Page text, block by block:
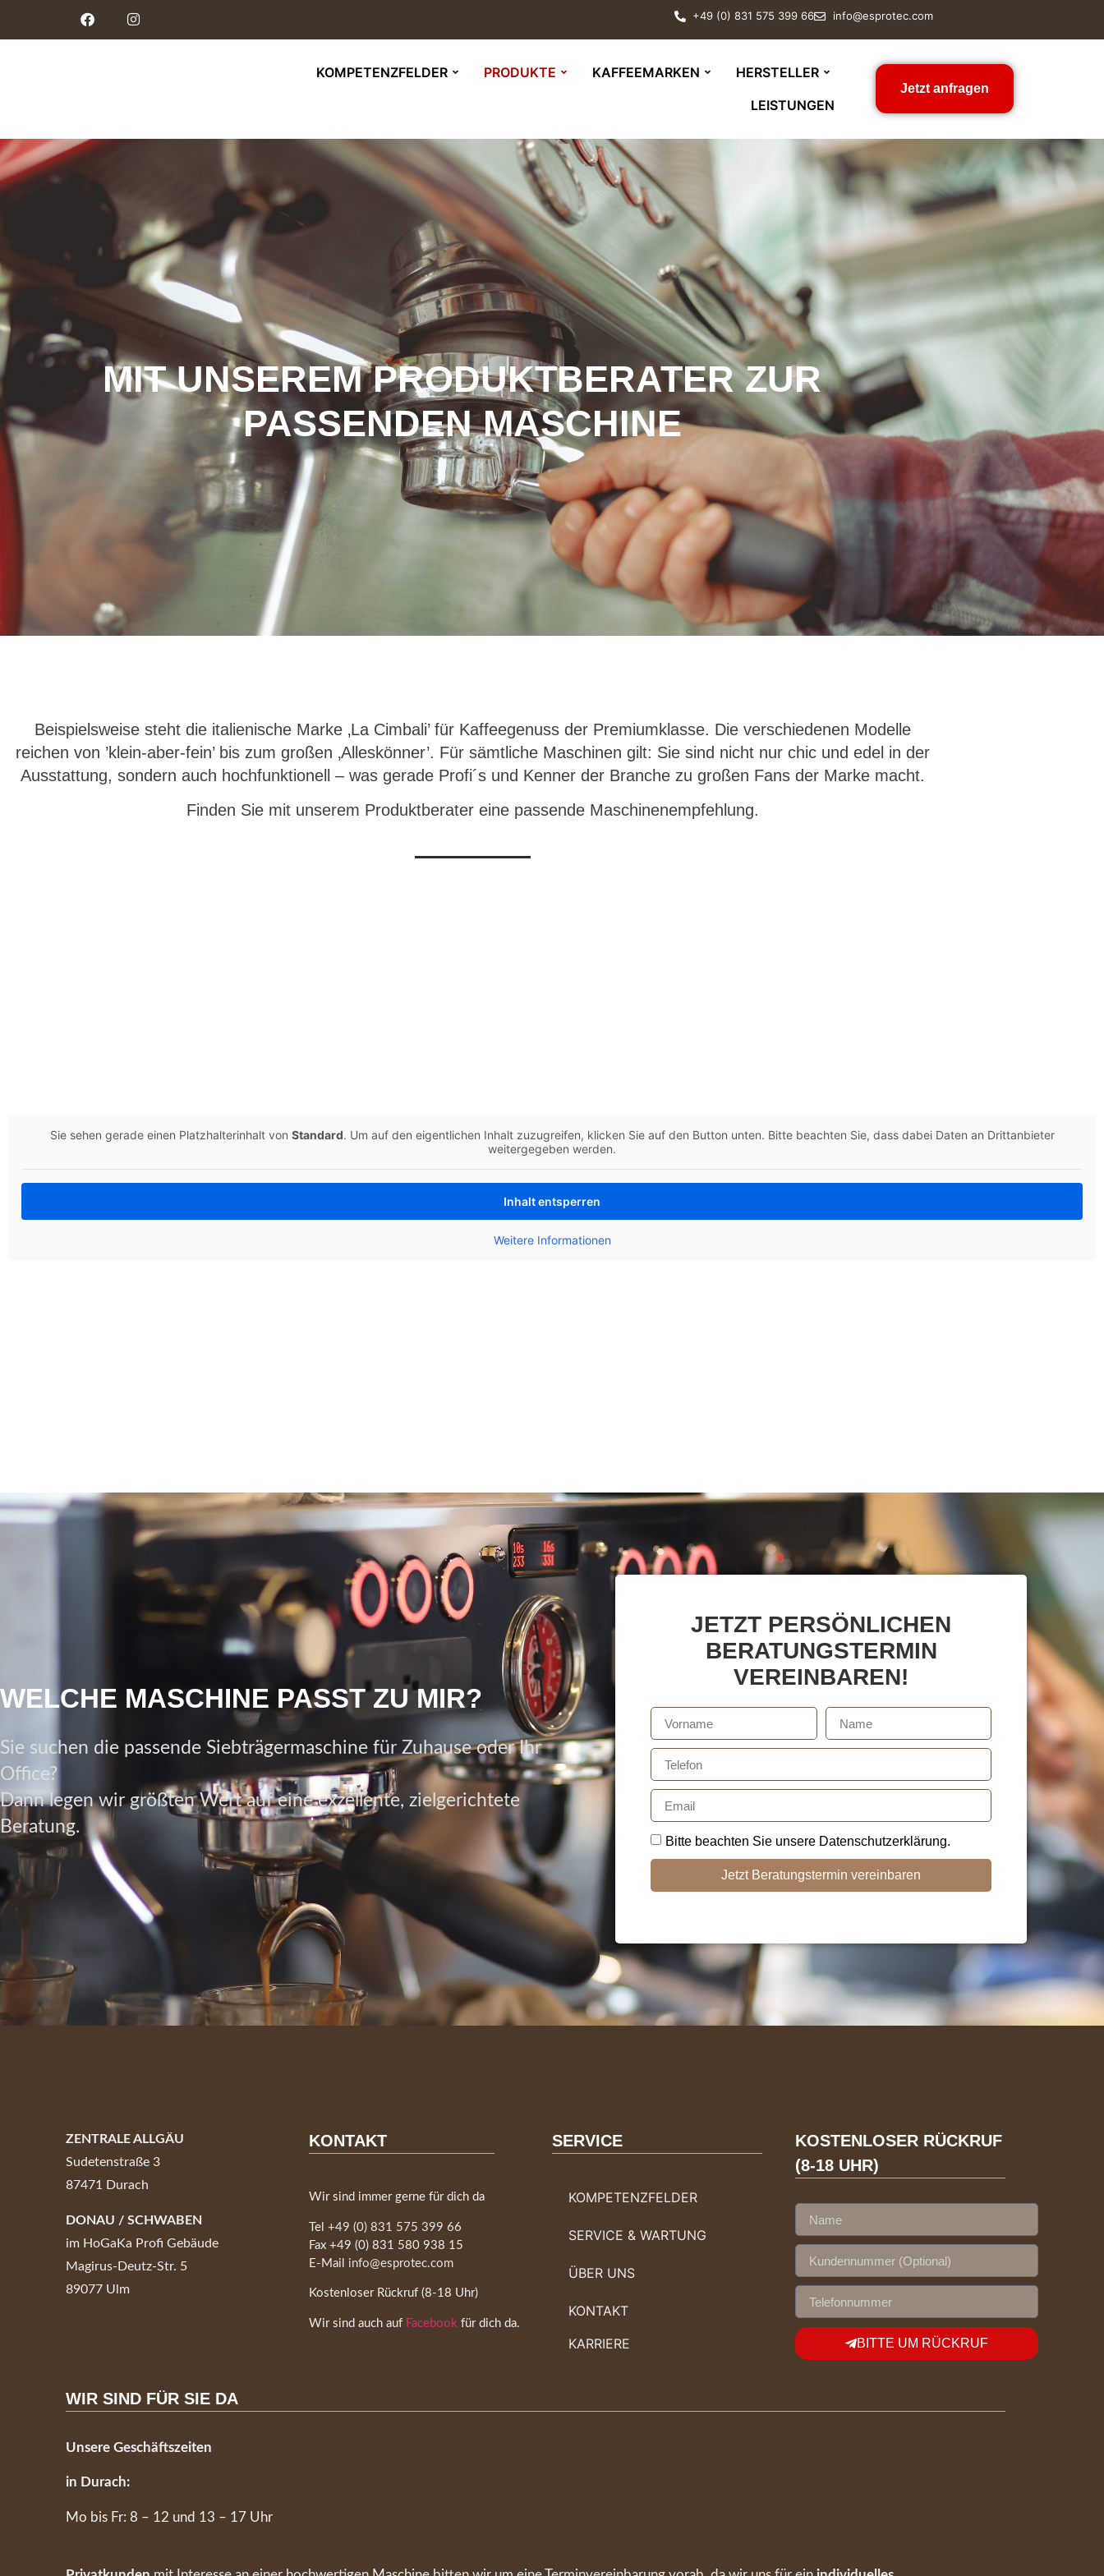
+49 (0) 831 575 399 66 info@esprotec.com
KOMPETENZFELDER PRODUKTE KAFFEEMARKEN
HERSTELLER
LEISTUNGEN
Jetzt anfragen
MIT UNSEREM PRODUKTBERATER ZUR
PASSENDEN MASCHINE
Beispielsweise steht die italienische Marke ‚La Cimbali’ für Kaffeegenuss der Premiumklasse. Die verschiedenen Modelle
reichen von ’klein-aber-fein’ bis zum großen ‚Alleskönner’. Für sämtliche Maschinen gilt: Sie sind nicht nur chic und edel in der
Ausstattung, sondern auch hochfunktionell – was gerade Profi´s und Kenner der Branche zu großen Fans der Marke macht.
Finden Sie mit unserem Produktberater eine passende Maschinenempfehlung.
Sie sehen gerade einen Platzhalterinhalt von Standard. Um auf den eigentlichen Inhalt zuzugreifen, klicken Sie auf den Button unten. Bitte beachten Sie, dass dabei Daten an Drittanbieter
weitergegeben werden.
Inhalt entsperren
Weitere Informationen
WELCHE MASCHINE PASST ZU MIR?
Sie suchen die passende Siebträgermaschine für Zuhause oder Ihr
Office?
Dann legen wir größten Wert auf eine exzellente, zielgerichtete
Beratung.
JETZT PERSÖNLICHEN
BERATUNGSTERMIN
VEREINBAREN!
Bitte beachten Sie unsere Datenschutzerklärung.
Jetzt Beratungstermin vereinbaren
ZENTRALE ALLGÄU
Sudetenstraße 3
87471 Durach
DONAU / SCHWABEN
im HoGaKa Profi Gebäude
Magirus-Deutz-Str. 5
89077 Ulm
KONTAKT
Wir sind immer gerne für dich da
Tel +49 (0) 831 575 399 66
Fax +49 (0) 831 580 938 15
E-Mail
info@esprotec.com
Kostenloser Rückruf (8-18 Uhr)
Wir sind auch auf Facebook für dich da.
SERVICE
KOMPETENZFELDER
SERVICE & WARTUNG
ÜBER UNS
KONTAKT
KARRIERE
KOSTENLOSER RÜCKRUF
(8-18 UHR)
BITTE UM RÜCKRUF
WIR SIND FÜR SIE DA
Unsere Geschäftszeiten
in Durach:
Mo bis Fr: 8 – 12 und 13 – 17 Uhr